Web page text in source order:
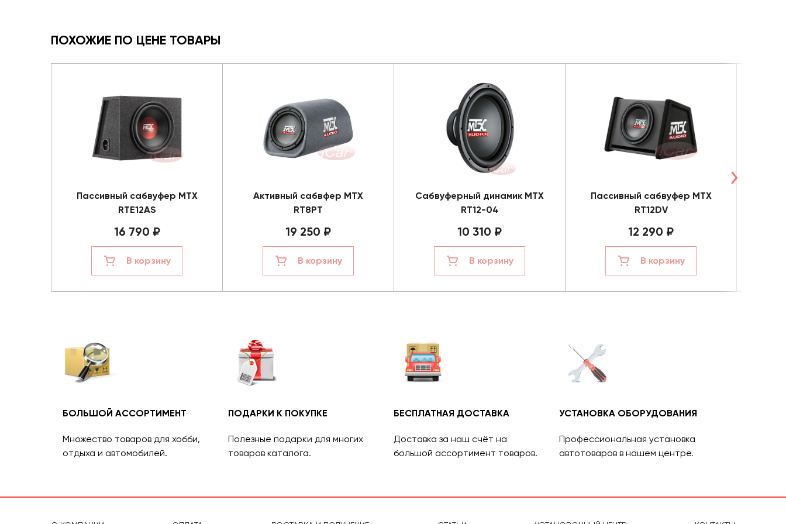
ПОХОЖИЕ ПО ЦЕНЕ ТОВАРЫ
Пассивный сабвуфер MTX
RTE12AS
16 790 ₽
В корзину
Активный сабвфер MTX
RT8PT
19 250 ₽
В корзину
Сабвуферный динамик MTX
RT12-04
10 310 ₽
В корзину
Пассивный сабвуфер MTX
RT12DV
12 290 ₽
В корзину
БОЛЬШОЙ АССОРТИМЕНТ
Множество товаров для хобби,
отдыха и автомобилей.
ПОДАРКИ К ПОКУПКЕ
Полезные подарки для многих
товаров каталога.
БЕСПЛАТНАЯ ДОСТАВКА
Доставка за наш счёт на
большой ассортимент товаров.
УСТАНОВКА ОБОРУДОВАНИЯ
Профессиональная установка
автотоваров в нашем центре.